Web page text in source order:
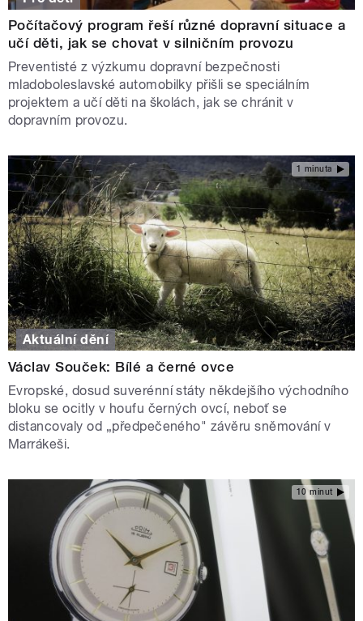
Počítačový program řeší různé dopravní situace a
učí děti, jak se chovat v silničním provozu
Preventisté z výzkumu dopravní bezpečnosti
mladoboleslavské automobilky přišli se speciálním
projektem a učí děti na školách, jak se chránit v
dopravním provozu.
1 minuta
Aktuální dění
Václav Souček: Bílé a černé ovce
Evropské, dosud suverénní státy někdejšího východního
bloku se ocitly v houfu černých ovcí, neboť se
distancovaly od „předpečeného" závěru sněmování v
Marrákeši.
10 minut